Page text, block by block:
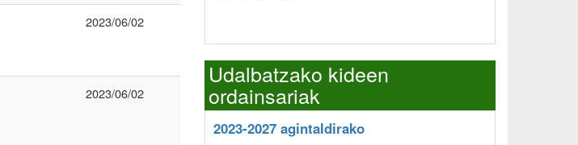
2023/06/02
2023/06/02
Udalbatzako kideen
ordainsariak
2023-2027 agintaldirako